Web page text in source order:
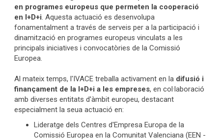
en programes europeus que permeten la cooperació
en I+D+i. Aquesta actuació es desenvolupa
fonamentalment a través de serveis per a la participació i
dinamització en programes europeus vinculats a les
principals iniciatives i convocatòries de la Comissió
Europea.
Al mateix temps, l'IVACE treballa activament en la difusió i
finançament de la I+D+i a les empreses, en col·laboració
amb diverses entitats d'àmbit europeu, destacant
especialment la seua actuació en:
Lideratge dels Centres d'Empresa Europa de la
Comissió Europea en la Comunitat Valenciana (EEN -